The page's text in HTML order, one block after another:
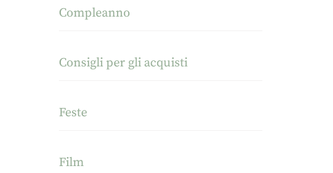
Compleanno
Consigli per gli acquisti
Feste
Film